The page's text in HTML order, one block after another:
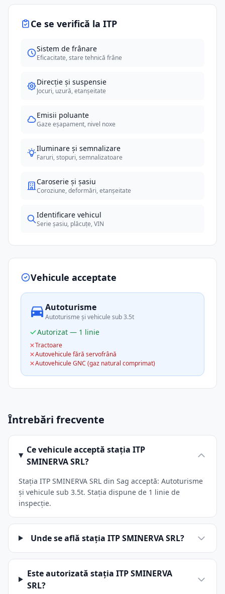
Ce se verifică la ITP
Sistem de frânare
Eficacitate, stare tehnică frâne
Direcție și suspensie
Jocuri, uzură, etanșeitate
Emisii poluante
Gaze eșapament, nivel noxe
Iluminare și semnalizare
Faruri, stopuri, semnalizatoare
Caroserie și șasiu
Coroziune, deformări, etanșeitate
Identificare vehicul
Serie șasiu, plăcuțe, VIN
Vehicule acceptate
Autoturisme
Autoturisme și vehicule sub 3.5t
Autorizat — 1 linie
Tractoare
Autovehicule fără servofrână
Autovehicule GNC (gaz natural comprimat)
Întrebări frecvente
Ce vehicule acceptă stația ITP
SMINERVA SRL?
Stația ITP SMINERVA SRL din Sag acceptă: Autoturisme
și vehicule sub 3.5t. Stația dispune de 1 linie de
inspecție.
Unde se află stația ITP SMINERVA SRL?
Este autorizată stația ITP SMINERVA
SRL?